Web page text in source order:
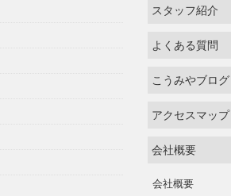
スタッフ紹介
よくある質問
こうみやブログ
アクセスマップ
会社概要
会社概要